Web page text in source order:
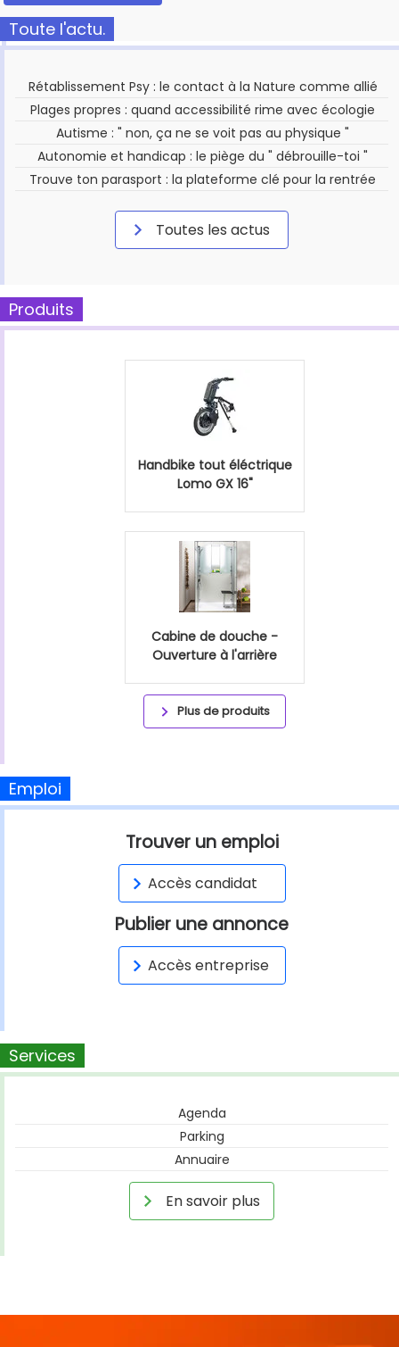
Toute l'actu.
Rétablissement Psy : le contact à la Nature comme allié
Plages propres : quand accessibilité rime avec écologie
Autisme : " non, ça ne se voit pas au physique "
Autonomie et handicap : le piège du " débrouille-toi "
Trouve ton parasport : la plateforme clé pour la rentrée
Toutes les actus
Produits
Handbike tout éléctrique
Lomo GX 16"
Cabine de douche -
Ouverture à l'arrière
Plus de produits
Emploi
Trouver un emploi
Accès candidat
Publier une annonce
Accès entreprise
Services
Agenda
Parking
Annuaire
En savoir plus